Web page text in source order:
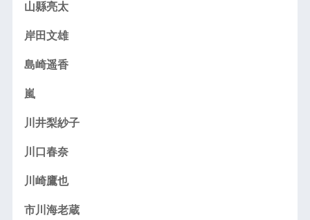
山縣亮太
岸田文雄
島崎遥香
嵐
川井梨紗子
川口春奈
川崎鷹也
市川海老蔵